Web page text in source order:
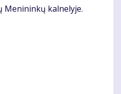
Menininkų kalnelyje.